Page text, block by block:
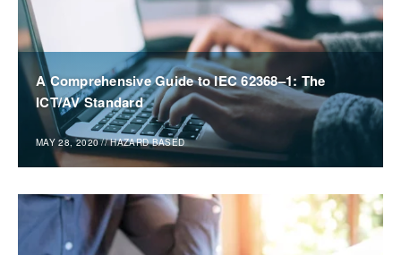
A Comprehensive Guide to IEC 62368–1: The
ICT/AV Standard
MAY 28, 2020 //HAZARD BASED